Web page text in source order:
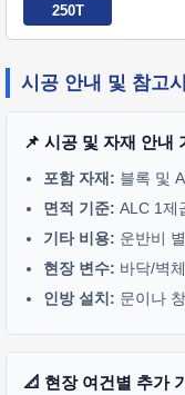
250T
시공 안내 및 참고
📌 시공 및 자재 안내
포함 자재: 블록 및
면적 기준: ALC 1제
기타 비용: 운반비
현장 변수: 바닥/벽
인방 설치: 문이나
📐 현장 여건별 추가